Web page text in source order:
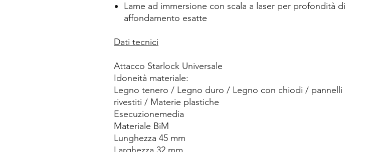
Lame ad immersione con scala a laser per profondità di
affondamento esatte
Dati tecnici
Attacco Starlock Universale
Idoneità materiale:
Legno tenero / Legno duro / Legno con chiodi / pannelli
rivestiti / Materie plastiche
Esecuzionemedia
Materiale BiM
Lunghezza 45 mm